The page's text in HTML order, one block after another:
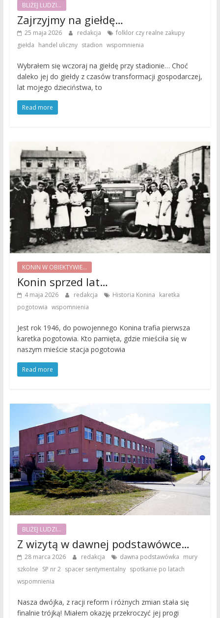
BLIŻEJ LUDZI...
Zajrzyjmy na giełdę…
25 maja 2026 redakcja folklor czy realne zakupy,
giełda handel uliczny, stadion wspomnienia
Wybrałem się wczoraj na giełdę przy stadionie… Choć
daleko jej do giełdy z czasów transformacji gospodarczej,
lat mojego dzieciństwa, to
Read more
KONIN W OBIEKTYWIE...
Konin sprzed lat…
4 maja 2026 redakcja Historia Konina karetka
pogotowia wspomnienia
Jest rok 1946, do powojennego Konina trafia pierwsza
karetka pogotowia. Kto pamięta, gdzie mieściła się w
naszym mieście stacja pogotowia
Read more
BLIŻEJ LUDZI...
Z wizytą w dawnej podstawówce…
28 marca 2026 redakcja dawna podstawówka mury
szkolne SP nr 2, spacer sentymentalny, spotkanie po latach
wspomnienia
Nasza dwójka, z racji reform i różnych zmian stała się
finalnie trójką! Miałem okazję przekroczyć jej progi